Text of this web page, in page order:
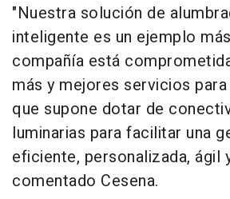
"Nuestra solución de
inteligente es un ejemplo
compañía está
más y mejores servicios
que supone dotar de
luminarias para facilitar una
eficiente, personalizada, ágil
comentado Cesena.